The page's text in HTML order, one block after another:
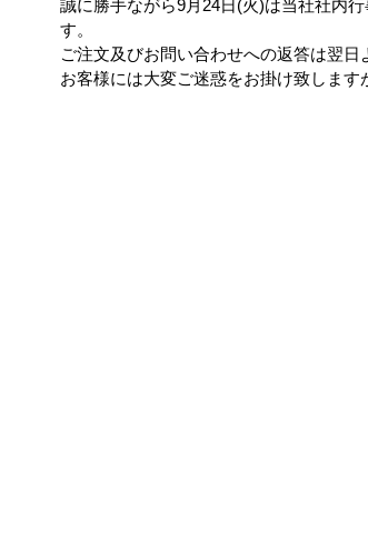
誠に勝手ながら9月24日(火)は当社社内
す。
ご注文及びお問い合わせへの返答は翌日
お客様には大変ご迷惑をお掛け致します